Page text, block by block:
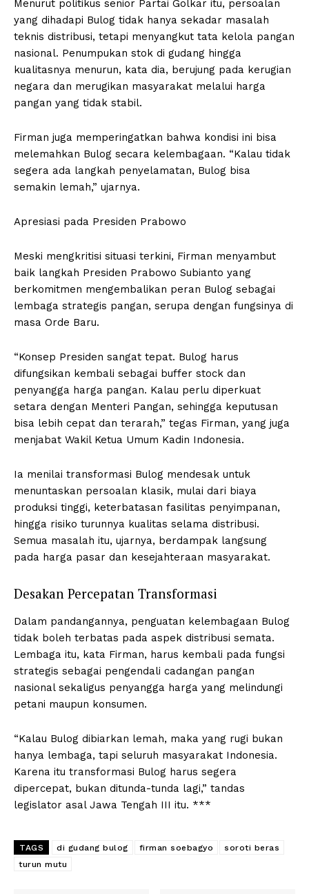
Menurut politikus senior Partai Golkar itu, persoalan
yang dihadapi Bulog tidak hanya sekadar masalah
teknis distribusi, tetapi menyangkut tata kelola pangan
nasional. Penumpukan stok di gudang hingga
kualitasnya menurun, kata dia, berujung pada kerugian
negara dan merugikan masyarakat melalui harga
pangan yang tidak stabil.
Firman juga memperingatkan bahwa kondisi ini bisa
melemahkan Bulog secara kelembagaan. “Kalau tidak
segera ada langkah penyelamatan, Bulog bisa
semakin lemah,” ujarnya.
Apresiasi pada Presiden Prabowo
Meski mengkritisi situasi terkini, Firman menyambut
baik langkah Presiden Prabowo Subianto yang
berkomitmen mengembalikan peran Bulog sebagai
lembaga strategis pangan, serupa dengan fungsinya di
masa Orde Baru.
“Konsep Presiden sangat tepat. Bulog harus
difungsikan kembali sebagai buffer stock dan
penyangga harga pangan. Kalau perlu diperkuat
setara dengan Menteri Pangan, sehingga keputusan
bisa lebih cepat dan terarah,” tegas Firman, yang juga
menjabat Wakil Ketua Umum Kadin Indonesia.
Ia menilai transformasi Bulog mendesak untuk
menuntaskan persoalan klasik, mulai dari biaya
produksi tinggi, keterbatasan fasilitas penyimpanan,
hingga risiko turunnya kualitas selama distribusi.
Semua masalah itu, ujarnya, berdampak langsung
pada harga pasar dan kesejahteraan masyarakat.
Desakan Percepatan Transformasi
Dalam pandangannya, penguatan kelembagaan Bulog
tidak boleh terbatas pada aspek distribusi semata.
Lembaga itu, kata Firman, harus kembali pada fungsi
strategis sebagai pengendali cadangan pangan
nasional sekaligus penyangga harga yang melindungi
petani maupun konsumen.
“Kalau Bulog dibiarkan lemah, maka yang rugi bukan
hanya lembaga, tapi seluruh masyarakat Indonesia.
Karena itu transformasi Bulog harus segera
dipercepat, bukan ditunda-tunda lagi,” tandas
legislator asal Jawa Tengah III itu. ***
TAGS di gudang bulog firman soebagyo
soroti beras
turun mutu